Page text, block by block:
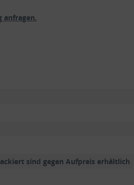
anfragen.
sind gegen Aufpreis erhältlich